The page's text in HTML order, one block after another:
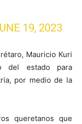
19, 2023
Mauricio Kuri
del estado para
por medio de la
queretanos que